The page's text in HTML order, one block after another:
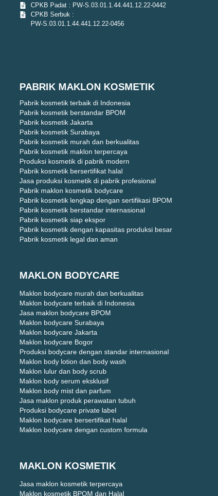
CPKB Padat : PW-S.03.01.1.44.441.12.22-0442
CPKB Serbuk :
PW-S.03.01.1.44.441.12.22-0456
PABRIK MAKLON KOSMETIK
Pabrik kosmetik terbaik di Indonesia
Pabrik kosmetik berstandar BPOM
Pabrik kosmetik Jakarta
Pabrik kosmetik Surabaya
Pabrik kosmetik murah dan berkualitas
Pabrik kosmetik maklon terpercaya
Produksi kosmetik di pabrik modern
Pabrik kosmetik bersertifikat halal
Jasa produksi kosmetik di pabrik profesional
Pabrik maklon kosmetik bodycare
Pabrik kosmetik lengkap dengan sertifikasi BPOM
Pabrik kosmetik berstandar internasional
Pabrik kosmetik siap ekspor
Pabrik kosmetik dengan kapasitas produksi besar
Pabrik kosmetik legal dan aman
MAKLON BODYCARE
Maklon bodycare murah dan berkualitas
Maklon bodycare terbaik di Indonesia
Jasa maklon bodycare BPOM
Maklon bodycare Surabaya
Maklon bodycare Jakarta
Maklon bodycare Bogor
Produksi bodycare dengan standar internasional
Maklon body lotion dan body wash
Maklon lulur dan body scrub
Maklon body serum eksklusif
Maklon body mist dan parfum
Jasa maklon produk perawatan tubuh
Produksi bodycare private label
Maklon bodycare bersertifikat halal
Maklon bodycare dengan custom formula
MAKLON KOSMETIK
Jasa maklon kosmetik terpercaya
Maklon kosmetik BPOM dan Halal